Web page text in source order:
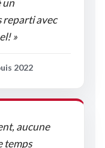
un
reparti avec
»
2022
aucune
temps